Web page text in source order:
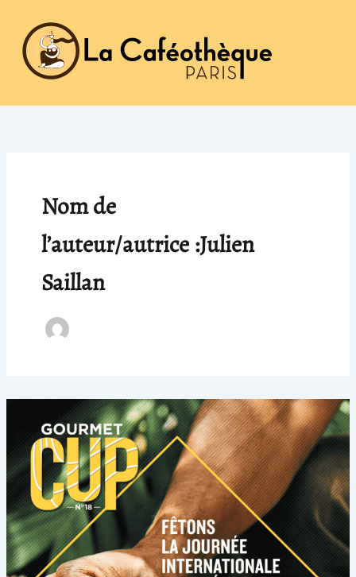
contenu
Nom de
l’auteur/autrice :Julien
Saillan